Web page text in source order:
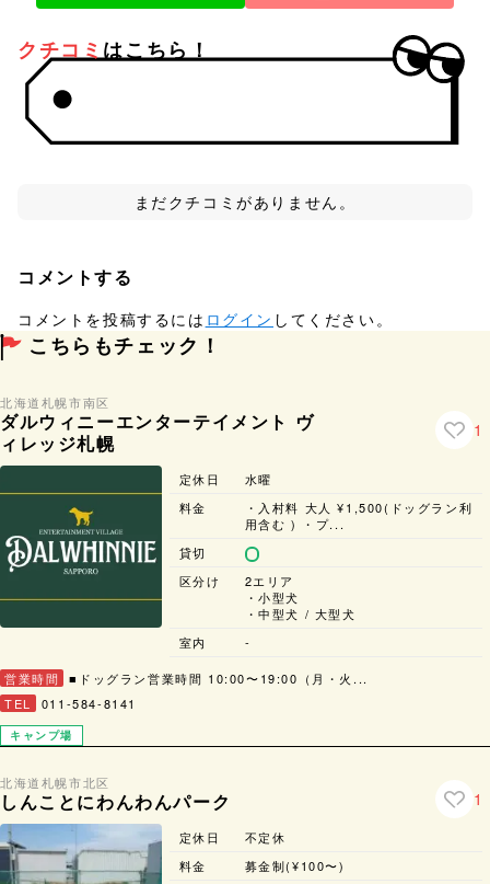
クチコミはこちら！
まだクチコミがありません。
コメントする
コメントを投稿するには ログイン してください。
こちらもチェック！
北海道札幌市南区
ダルウィニーエンターテイメント ヴ
ィレッジ札幌
1
営業時間
■ドッグラン営業時間 10:00〜19:00（月・火...
TEL
011-584-8141
キャンプ場
定休日
水曜
料金
・入村料 大人 ¥1,500(ドッグラン利
用含む ) ・プ...
貸切
区分け
2エリア
・小型犬
・中型犬 / 大型犬
室内
-
北海道札幌市北区
しんことにわんわんパーク 1
定休日
不定休
料金
募金制(¥100〜)